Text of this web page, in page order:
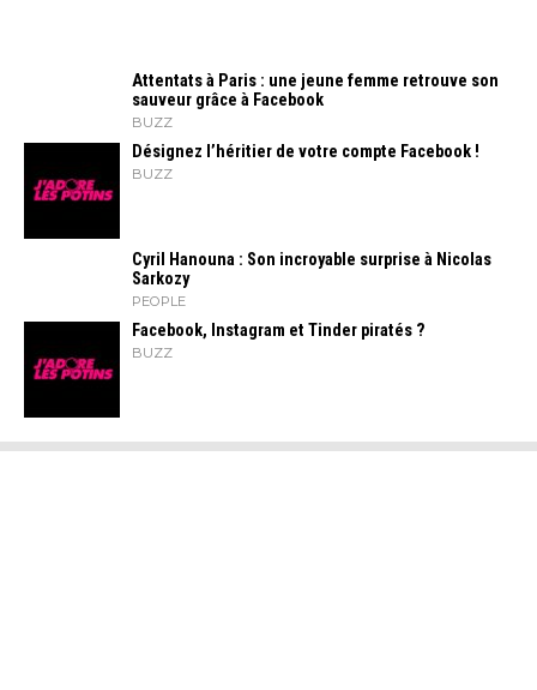
Attentats à Paris : une jeune femme retrouve son
sauveur grâce à Facebook
BUZZ
Désignez l’héritier de votre compte Facebook !
BUZZ
Cyril Hanouna : Son incroyable surprise à Nicolas
Sarkozy
PEOPLE
Facebook, Instagram et Tinder piratés ?
BUZZ